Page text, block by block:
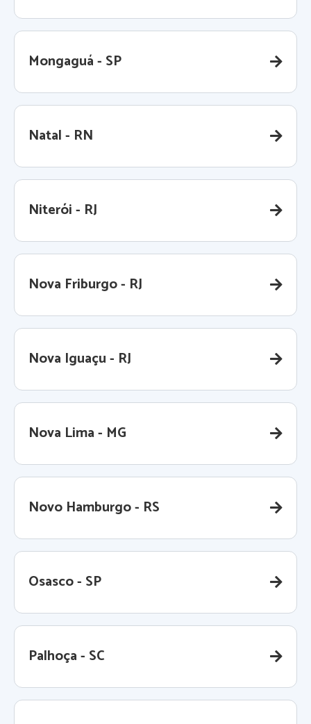
Mongaguá - SP
Natal - RN
Niterói - RJ
Nova Friburgo - RJ
Nova Iguaçu - RJ
Nova Lima - MG
Novo Hamburgo - RS
Osasco - SP
Palhoça - SC